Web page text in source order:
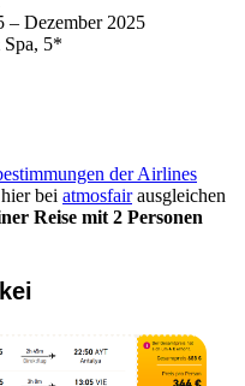
– Dezember 2025
Spa, 5*
der Airlines
bei atmosfairausgleichen
Reise mit 2 Personen